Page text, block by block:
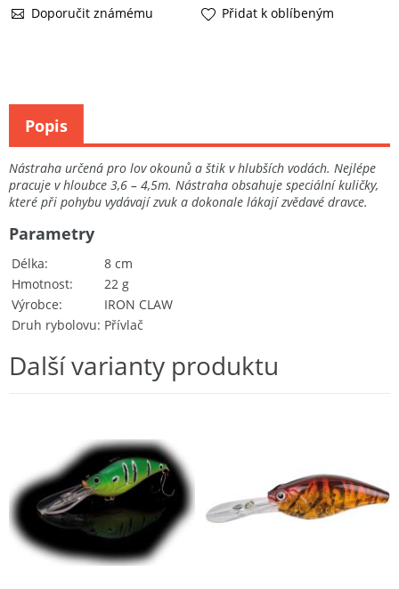
Doporučit známému
Přidat k oblíbeným
Nástraha určená pro lov okounů a štik v hlubších vodách. Nejlépe
pracuje v hloubce 3,6 – 4,5m. Nástraha obsahuje speciální kuličky,
které při pohybu vydávají zvuk a dokonale lákají zvědavé dravce.
Délka
8 cm
Hmotnost
22 g
Výrobce
IRON CLAW
Druh rybolovu Přívlač
Parametry
Popis
Další varianty produktu